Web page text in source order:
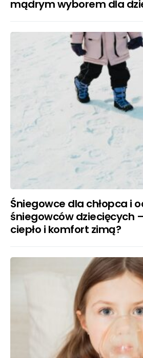
mądrym wyborem dla
Śniegowce dla chłopca i
śniegowców dziecięcych
ciepło i komfort zimą?